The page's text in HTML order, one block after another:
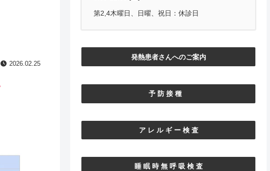
2026.02.25
第2,4木曜日、日曜、祝日：休診日
発熱患者さんへのご案内
予 防 接 種
ア レ ル ギ ー 検 査
睡 眠 時 無 呼 吸 検 査